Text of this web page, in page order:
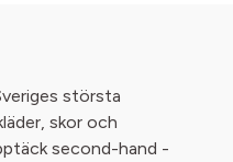
största
skor och
second-hand -